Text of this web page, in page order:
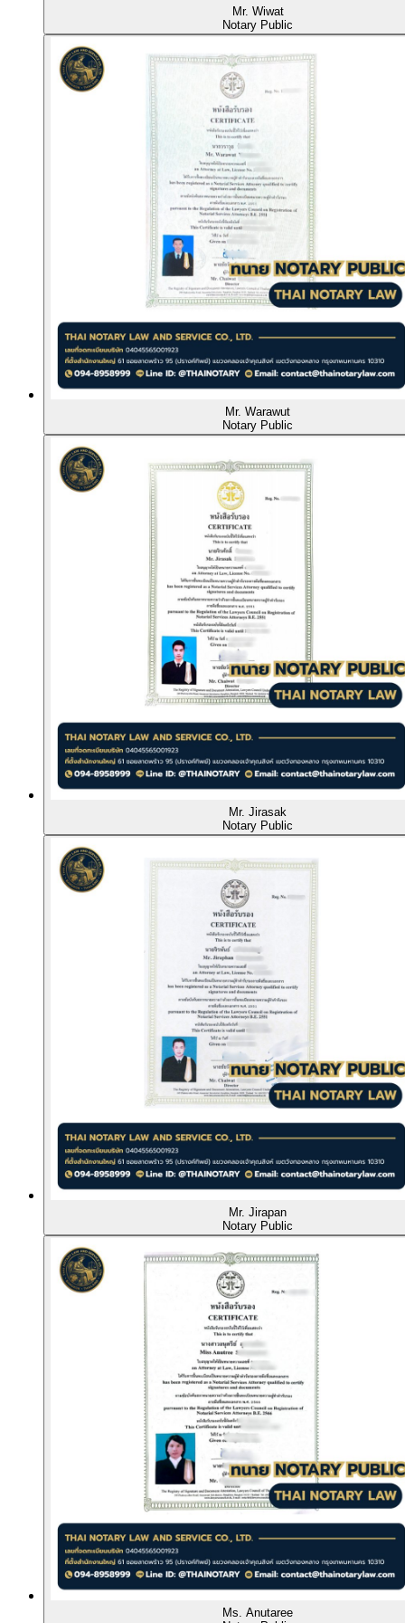
Mr. Wiwat
Notary Public
Mr. Warawut
Notary Public
Mr. Jirasak
Notary Public
Mr. Jirapan
Notary Public
Ms. Anutaree